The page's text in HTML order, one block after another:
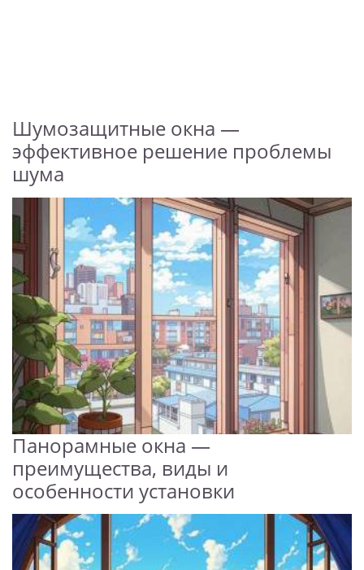
Шумозащитные окна —
эффективное решение проблемы
шума
Панорамные окна —
преимущества, виды и
особенности установки